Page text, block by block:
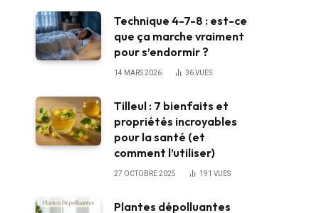
Technique 4-7-8 : est-ce
que ça marche vraiment
pour s’endormir ?
14 MARS 2026 36VUES
Tilleul : 7 bienfaits et
propriétés incroyables
pour la santé (et
comment l’utiliser)
27 OCTOBRE 2025 191 VUES
Plantes dépolluantes